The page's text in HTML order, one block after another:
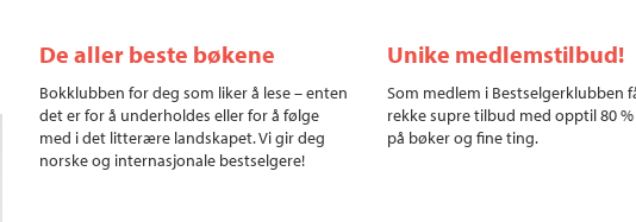
De aller beste bøkene
Bokklubben for deg som liker å lese – enten
det er for å underholdes eller for å følge
med i det litterære landskapet. Vi gir deg
norske og internasjonale bestselgere!
Unike medlemstilbud!
Som medlem i Bestselgerklubben
rekke supre tilbud med opptil 80
på bøker og fine ting.